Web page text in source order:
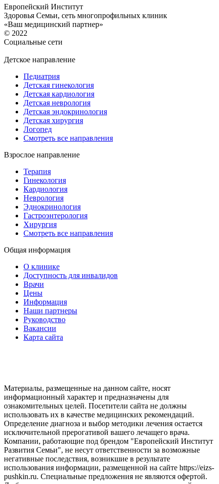
Европейский Институт
Здоровья Семьи, сеть многопрофильных клиник
«Ваш медицинский партнер»
© 2022
Социальные сети
Детское направление
Педиатрия
Детская гинекология
Детская кардиология
Детская неврология
Детская эндокринология
Детская хирургия
Логопед
Смотреть все направления
Взрослое направление
Терапия
Гинекология
Кардиология
Неврология
Эднокринология
Гастроэнтерология
Хирургия
Смотреть все направления
Общая информация
О клинике
Доступность для инвалидов
Врачи
Цены
Информация
Наши партнеры
Руководство
Вакансии
Карта сайта
Материалы, размещенные на данном сайте, носят
информационный характер и предназначены для
ознакомительных целей. Посетители сайта не должны
использовать их в качестве медицинских рекомендаций.
Определение диагноза и выбор методики лечения остается
исключительной прерогативой вашего лечащего врача.
Компании, работающие под брендом "Европейский Институт
Развития Семьи", не несут ответственности за возможные
негативные последствия, возникшие в результате
использования информации, размещенной на сайте https://eizs-
pushkin.ru. Специальные предложения не являются офертой.